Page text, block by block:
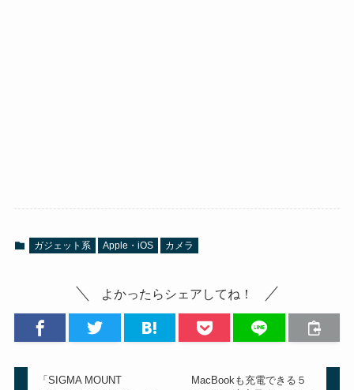
ガジェット系 Apple・iOS カメラ
よかったらシェアしてね！
「SIGMA MOUNT
MacBookも充電できる５